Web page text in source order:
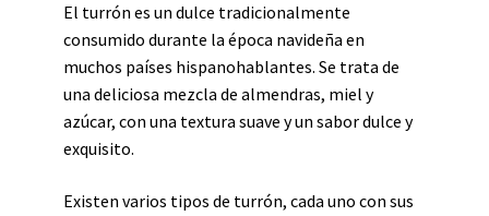
El turrón es un dulce tradicionalmente
consumido durante la época navideña en
muchos países hispanohablantes. Se trata de
una deliciosa mezcla de almendras, miel y
azúcar, con una textura suave y un sabor dulce y
exquisito.
Existen varios tipos de turrón, cada uno con sus